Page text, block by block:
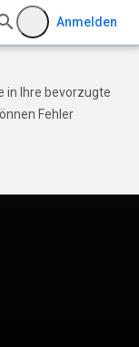
Anmelden
in Ihre bevorzugte
Fehler